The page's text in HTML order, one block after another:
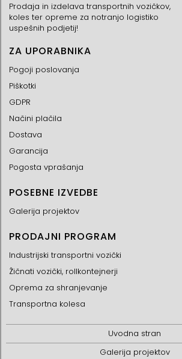
Prodaja in izdelava transportnih vozičkov,
koles ter opreme za notranjo logistiko
uspešnih podjetij!
ZA UPORABNIKA
Pogoji poslovanja
Piškotki
GDPR
Načini plačila
Dostava
Garancija
Pogosta vprašanja
POSEBNE IZVEDBE
Galerija projektov
PRODAJNI PROGRAM
Industrijski transportni vozički
Žičnati vozički, rollkontejnerji
Oprema za shranjevanje
Transportna kolesa
Uvodna stran
Galerija projektov